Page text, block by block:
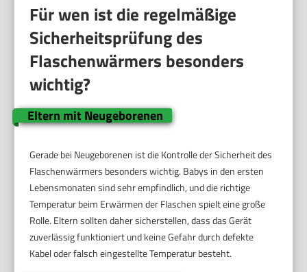
Für wen ist die regelmäßige
Sicherheitsprüfung des
Flaschenwärmers besonders
wichtig?
Eltern mit Neugeborenen
Gerade bei Neugeborenen ist die Kontrolle der Sicherheit des
Flaschenwärmers besonders wichtig. Babys in den ersten
Lebensmonaten sind sehr empfindlich, und die richtige
Temperatur beim Erwärmen der Flaschen spielt eine große
Rolle. Eltern sollten daher sicherstellen, dass das Gerät
zuverlässig funktioniert und keine Gefahr durch defekte
Kabel oder falsch eingestellte Temperatur besteht.